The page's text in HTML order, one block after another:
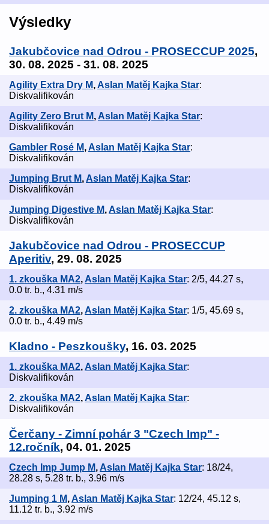
Výsledky
Jakubčovice nad Odrou - PROSECCUP 2025,
30. 08. 2025 - 31. 08. 2025
Agility Extra Dry M,Aslan Matěj Kajka Star:
Diskvalifikován
Agility Zero Brut M, Aslan Matěj Kajka Star:
Diskvalifikován
Gambler Rosé M,Aslan Matěj Kajka Star:
Diskvalifikován
Jumping Brut M, Aslan Matěj Kajka Star:
Diskvalifikován
Jumping Digestive M,Aslan Matěj Kajka Star:
Diskvalifikován
Jakubčovice nad Odrou - PROSECCUP
Aperitiv, 29. 08. 2025
1. zkouška MA2, Aslan Matěj Kajka Star: 2/5, 44.27 s,
0.0 tr. b., 4.31 m/s
2. zkouška MA2,Aslan Matěj Kajka Star: 1/5, 45.69 s,
0.0 tr. b., 4.49 m/s
Kladno - Peszkoušky, 16. 03. 2025
1. zkouška MA2, Aslan Matěj Kajka Star:
Diskvalifikován
2. zkouška MA2,Aslan Matěj Kajka Star:
Diskvalifikován
Čerčany - Zimní pohár 3 "Czech Imp" -
12.ročník, 04. 01. 2025
Czech Imp Jump M, Aslan Matěj Kajka Star: 18/24,
28.28 s, 5.28 tr. b., 3.96 m/s
Jumping 1 M,Aslan Matěj Kajka Star: 12/24, 45.12 s,
11.12 tr. b., 3.92 m/s